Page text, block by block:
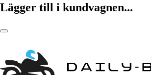
Lägger till i kundvagnen...